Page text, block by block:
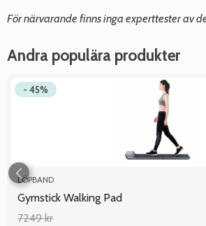
För närvarande finns inga experttester av
Andra populära produkter
- 45%
LÖPBAND
Gymstick Walking Pad
7249 kr